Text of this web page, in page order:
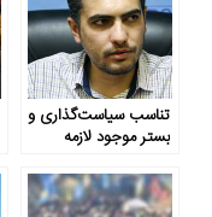
تناسب سیاست‌گذاری و
بستر موجود لازمه